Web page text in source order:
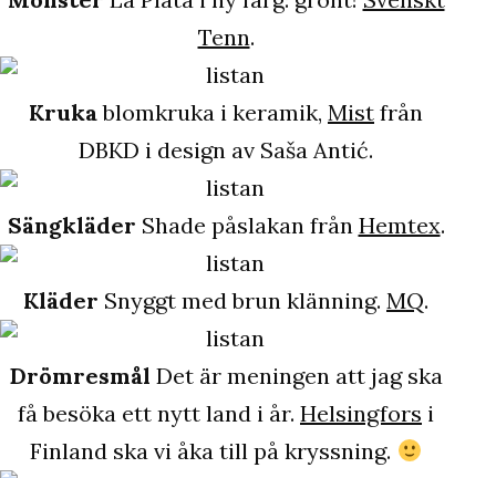
Tenn.
Krukablomkruka i keramik, Mist från
DBKD i design av Saša Antić.
Sängkläder Shade påslakan från Hemtex.
Kläder Snyggt med brun klänning. MQ.
Drömresmål Det är meningen att jag ska
få besöka ett nytt land i år. Helsingfors i
Finland ska vi åka till på kryssning.